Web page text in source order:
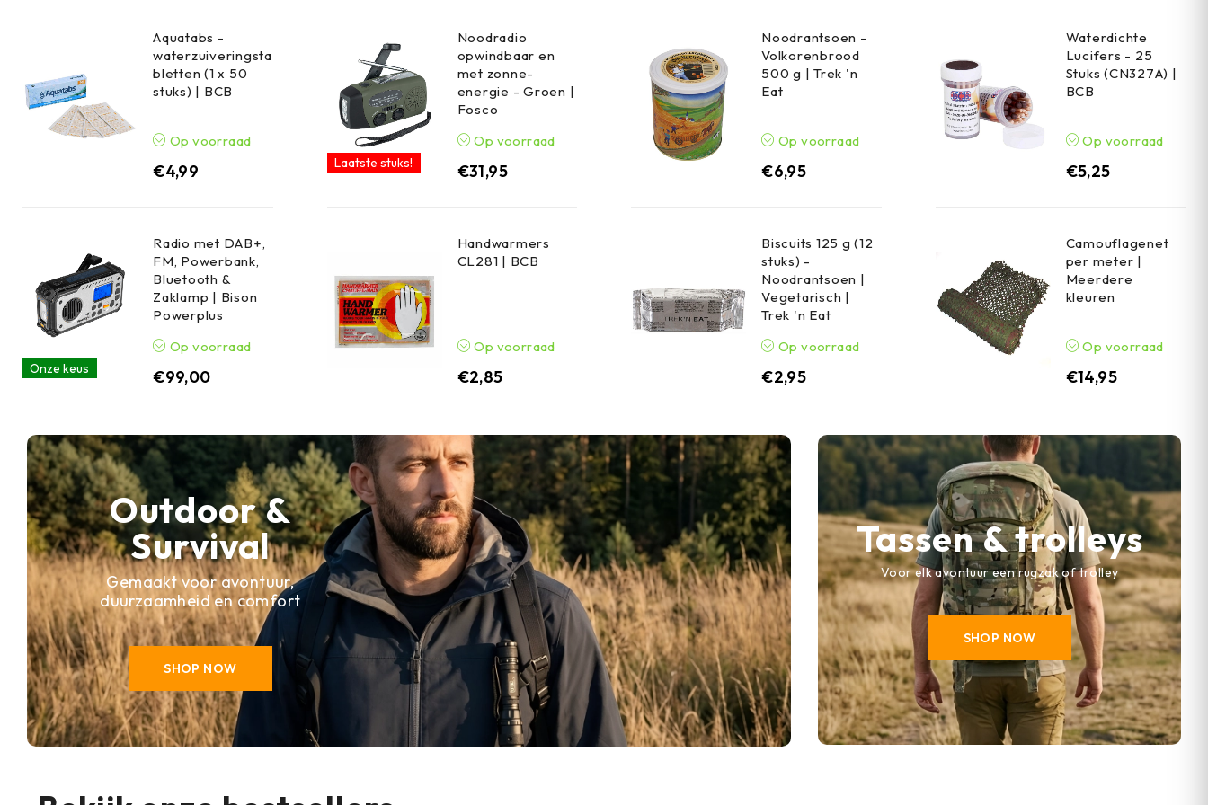
Aquatabs -
waterzuiveringsta
bletten (1 x 50
stuks) | BCB
Op voorraad
€4,99 Laatste stuks!
Noodradio
opwindbaar en
met zonne-
energie - Groen |
Fosco
Op voorraad
€31,95
Noodrantsoen -
Volkorenbrood
500 g | Trek 'n
Eat
Op voorraad
€6,95
Waterdichte
Lucifers - 25
Stuks (CN327A) |
BCB
Op voorraad
€5,25
Onze keus
Radio met DAB+,
FM, Powerbank,
Bluetooth &
Zaklamp | Bison
Powerplus
Op voorraad
€99,00
Handwarmers
CL281 | BCB
Op voorraad
€2,85
Biscuits 125 g (12
stuks) -
Noodrantsoen |
Vegetarisch |
Trek 'n Eat
Op voorraad
€2,95
Camouflagenet
per meter |
Meerdere
kleuren
Op voorraad
€14,95
Outdoor &
Survival
Gemaakt voor avontuur,
duurzaamheid en comfort
SHOP NOW
Tassen & trolleys
Voor elk avontuur een rugzak of trolley
SHOP NOW